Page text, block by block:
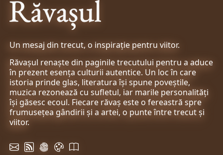
Un mesaj din trecut, o inspirație pentru viitor.
Răvașul renaște din paginile trecutului pentru a aduce
în prezent esența culturii autentice. Un loc în care
istoria prinde glas, literatura își spune poveștile,
muzica rezonează cu sufletul, iar marile personalități
își găsesc ecoul. Fiecare răvaș este o fereastră spre
frumusețea gândirii și a artei, o punte între trecut și
viitor.